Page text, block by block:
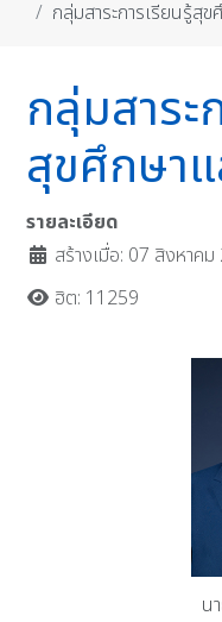
กลุ่มสาระการเรียนรู้สุ
กลุ่มสาระ
สุขศึกษา
รายละเอียด
สร้างเมื่อ: 07 สิงหาค
ฮิต: 11259
น